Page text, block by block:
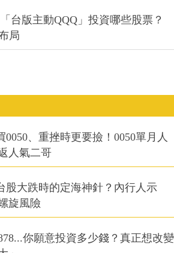
台版主動QQQ」投資哪些股票？
局
、重挫時更要撿！0050單月人
人氣二哥
股大跌時的定海神針？內行人示
旋風險
你願意投資多少錢？真正想改變